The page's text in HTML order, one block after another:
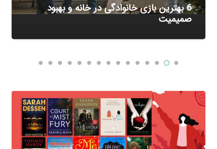
6 بهترین بازی خانوادگی در خانه و بهبود
صمیمیت